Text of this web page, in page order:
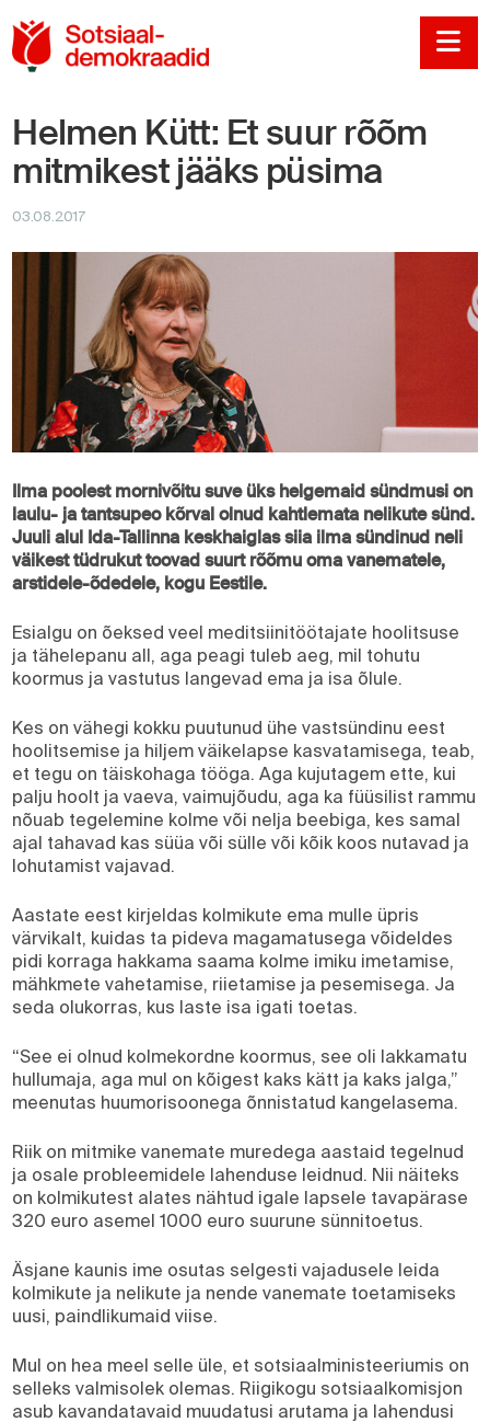
Helmen Kütt: Et suur rõõm
mitmikest jääks püsima
03.08.2017
Ilma poolest mornivõitu suve üks helgemaid sündmusi on
laulu- ja tantsupeo kõrval olnud kahtlemata nelikute sünd.
Juuli alul Ida-Tallinna keskhaiglas siia ilma sündinud neli
väikest tüdrukut toovad suurt rõõmu oma vanematele,
arstidele-õdedele, kogu Eestile.
Esialgu on õeksed veel meditsiinitöötajate hoolitsuse
ja tähelepanu all, aga peagi tuleb aeg, mil tohutu
koormus ja vastutus langevad ema ja isa õlule.
Kes on vähegi kokku puutunud ühe vastsündinu eest
hoolitsemise ja hiljem väikelapse kasvatamisega, teab,
et tegu on täiskohaga tööga. Aga kujutagem ette, kui
palju hoolt ja vaeva, vaimujõudu, aga ka füüsilist rammu
nõuab tegelemine kolme või nelja beebiga, kes samal
ajal tahavad kas süüa või sülle või kõik koos nutavad ja
lohutamist vajavad.
Aastate eest kirjeldas kolmikute ema mulle üpris
värvikalt, kuidas ta pideva magamatusega võideldes
pidi korraga hakkama saama kolme imiku imetamise,
mähkmete vahetamise, riietamise ja pesemisega. Ja
seda olukorras, kus laste isa igati toetas.
“See ei olnud kolmekordne koormus, see oli lakkamatu
hullumaja, aga mul on kõigest kaks kätt ja kaks jalga,”
meenutas huumorisoonega õnnistatud kangelasema.
Riik on mitmike vanemate muredega aastaid tegelnud
ja osale probleemidele lahenduse leidnud. Nii näiteks
on kolmikutest alates nähtud igale lapsele tavapärase
320 euro asemel 1000 euro suurune sünnitoetus.
Äsjane kaunis ime osutas selgesti vajadusele leida
kolmikute ja nelikute ja nende vanemate toetamiseks
uusi, paindlikumaid viise.
Mul on hea meel selle üle, et sotsiaalministeeriumis on
selleks valmisolek olemas. Riigikogu sotsiaalkomisjon
asub kavandatavaid muudatusi arutama ja lahendusi